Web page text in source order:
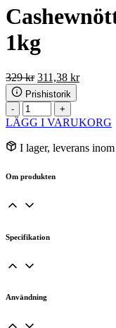
1kg
329kr Det
ursprungliga
priset
var:
329 kr.
311,38 krDet
311,38
Prishistorik
-
Cashewnötter
Rost&Salt
1kg
mängd
+
LÄGG I VARUKORG
I lager, leverans
Om produkten
Specifikation
Användning